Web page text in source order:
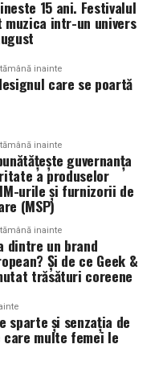
15 ani. Festivalul
intr-un univers
inainte
care se poartă
inainte
guvernanța
a produselor
urile și furnizorii de
(MSP)
inainte
dintre un brand
Și de ce Geek &
trăsături coreene
sparte și senzația de
care multe femei le